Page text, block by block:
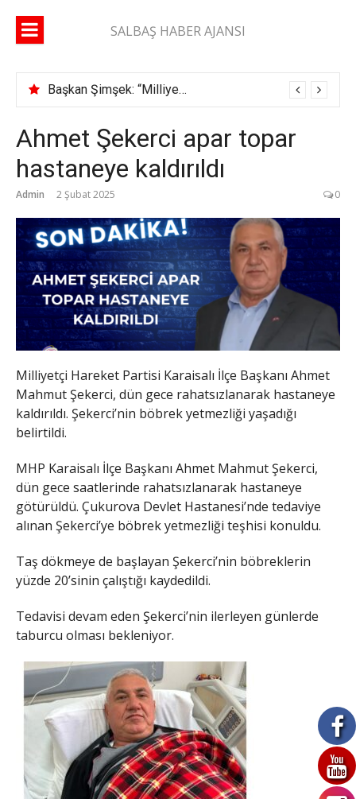
SALBAŞ HABER AJANSI
Başkan Şimşek: “Milliyetçiyim diyen adam ikametgahını buraya getirir”
Ahmet Şekerci apar topar
hastaneye kaldırıldı
Admin 2 Şubat 2025 0
Milliyetçi Hareket Partisi Karaisalı İlçe Başkanı Ahmet
Mahmut Şekerci, dün gece rahatsızlanarak hastaneye
kaldırıldı. Şekerci’nin böbrek yetmezliği yaşadığı
belirtildi.
MHP Karaisalı İlçe Başkanı Ahmet Mahmut Şekerci,
dün gece saatlerinde rahatsızlanarak hastaneye
götürüldü. Çukurova Devlet Hastanesi’nde tedaviye
alınan Şekerci’ye böbrek yetmezliği teşhisi konuldu.
Taş dökmeye de başlayan Şekerci’nin böbreklerin
yüzde 20’sinin çalıştığı kaydedildi.
Tedavisi devam eden Şekerci’nin ilerleyen günlerde
taburcu olması bekleniyor.